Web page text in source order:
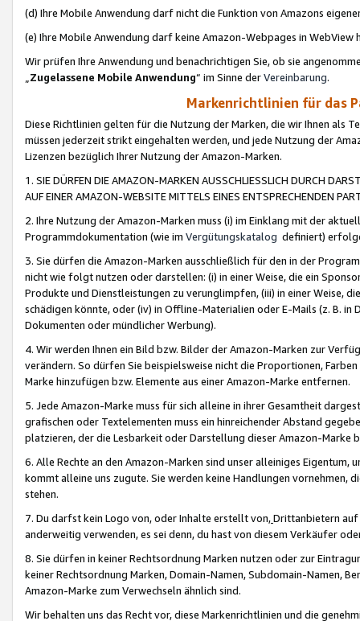
(d) Ihre Mobile Anwendung darf nicht die Funktion von Amazons
(e) Ihre Mobile Anwendung darf keine Amazon-Webpages in WebView
Wir prüfen Ihre Anwendung und benachrichtigen Sie, ob sie
„Zugelassene Mobile Anwendung“ im Sinne derVereinbarung.
Markenrichtlinien für das
Diese Richtlinien gelten für die Nutzung der Marken, die wir Ihnen als
müssen jederzeit strikt eingehalten werden, und jede Nutzung der
Lizenzen bezüglich Ihrer Nutzung der Amazon-Marken.
1. SIE DÜRFEN DIE AMAZON-MARKEN AUSSCHLIESSLICH DURCH
AUF EINER AMAZON-WEBSITE MITTELS EINES ENTSPRECHENDEN
2. Ihre Nutzung der Amazon-Marken muss (i) im Einklang mit der
Programmdokumentation (wie im Vergütungskatalog definiert)
3. Sie dürfen die Amazon-Marken ausschließlich für den in der
nicht wie folgt nutzen oder darstellen: (i) in einer Weise, die ein
Produkte und Dienstleistungen zu verunglimpfen, (iii) in einer Weise,
schädigen könnte, oder (iv) in Offline-Materialien oder E-Mails (z. B. in
Dokumenten oder mündlicher Werbung).
4. Wir werden Ihnen ein Bild bzw. Bilder der Amazon-Marken zur
verändern. So dürfen Sie beispielsweise nicht die Proportionen,
Marke hinzufügen bzw. Elemente aus einer Amazon-Marke entfernen.
5. Jede Amazon-Marke muss für sich alleine in ihrer Gesamtheit
grafischen oder Textelementen muss ein hinreichender Abstand
platzieren, der die Lesbarkeit oder Darstellung dieser Amazon-Marke
6. Alle Rechte an den Amazon-Marken sind unser alleiniges
kommt alleine uns zugute. Sie werden keine Handlungen vornehmen,
stehen.
7. Du darfst kein Logo von, oder Inhalte erstellt von,Drittanbietern auf
anderweitig verwenden, es sei denn, du hast von diesem Verkäufer
8. Sie dürfen in keiner Rechtsordnung Marken nutzen oder zur
keiner Rechtsordnung Marken, Domain-Namen, Subdomain-Namen,
Amazon-Marke zum Verwechseln ähnlich sind.
Wir behalten uns das Recht vor, diese Markenrichtlinien und die